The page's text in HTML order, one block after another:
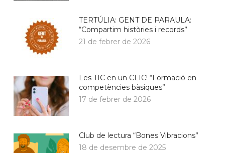
TERTÚLIA: GENT DE PARAULA:
“Compartim històries i records”
21 de febrer de 2026
Les TIC en un CLIC! “Formació en
competències bàsiques”
17 de febrer de 2026
Club de lectura “Bones Vibracions”
18 de desembre de 2025